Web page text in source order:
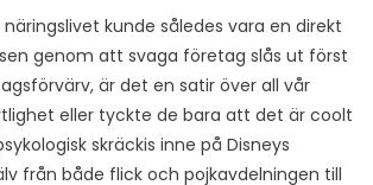
kunde således vara en direkt
genom att svaga företag slås ut först
är det en satir över all vår
eller tyckte de bara att det är coolt
skräckis inne på Disneys
från både flick och pojkavdelningen till